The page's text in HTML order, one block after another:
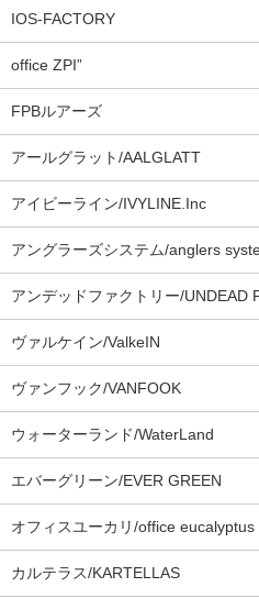
IOS-FACTORY
office ZPI”
FPBルアーズ
アールグラット/AALGLATT
アイビーライン/IVYLINE.Inc
アングラーズシステム/anglers
アンデッドファクトリー/UNDEAD
ヴァルケイン/ValkeIN
ヴァンフック/VANFOOK
ウォーターランド/WaterLand
エバーグリーン/EVER GREEN
オフィスユーカリ/office eucalyptus
カルテラス/KARTELLAS